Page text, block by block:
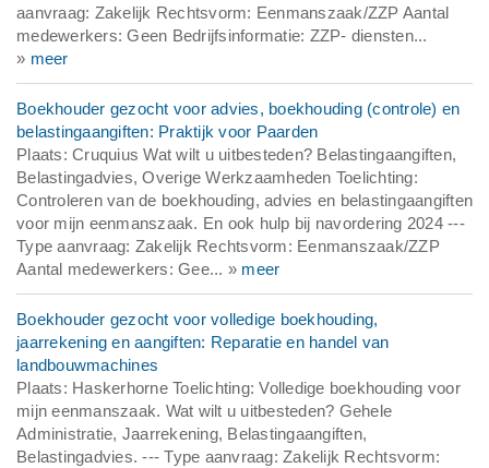
aanvraag: Zakelijk Rechtsvorm: Eenmanszaak/ZZP Aantal
medewerkers: Geen Bedrijfsinformatie: ZZP- diensten...
» meer
Boekhouder gezocht voor advies, boekhouding (controle) en
belastingaangiften: Praktijk voor Paarden
Plaats: Cruquius Wat wilt u uitbesteden? Belastingaangiften,
Belastingadvies, Overige Werkzaamheden Toelichting:
Controleren van de boekhouding, advies en belastingaangiften
voor mijn eenmanszaak. En ook hulp bij navordering 2024 ---
Type aanvraag: Zakelijk Rechtsvorm: Eenmanszaak/ZZP
Aantal medewerkers: Gee... » meer
Boekhouder gezocht voor volledige boekhouding,
jaarrekening en aangiften: Reparatie en handel van
landbouwmachines
Plaats: Haskerhorne Toelichting: Volledige boekhouding voor
mijn eenmanszaak. Wat wilt u uitbesteden? Gehele
Administratie, Jaarrekening, Belastingaangiften,
Belastingadvies. --- Type aanvraag: Zakelijk Rechtsvorm: